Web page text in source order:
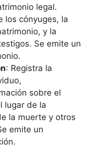
legal.
los cónyuges, la
y la
Se emite un
: Registra la
sobre el
lugar de la
la muerte y otros
emite un